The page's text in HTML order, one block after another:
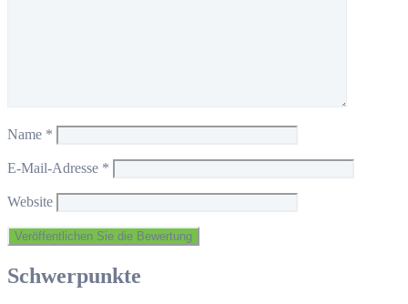
Name *
E-Mail-Adresse *
Website
Schwerpunkte